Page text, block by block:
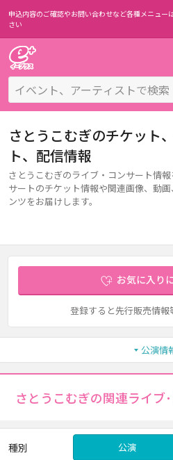
申込内容のご確認やお問い合わせなど各種メニューは
さい
さとうこむぎのチケット
ト、配信情報
さとうこむぎのライブ・コンサート情
サートのチケット情報や関連画像、動
ンツをお届けします。
お気に入り
登録すると先行販売情報
公演情
さとうこむぎの関連ライブ
種別 公演